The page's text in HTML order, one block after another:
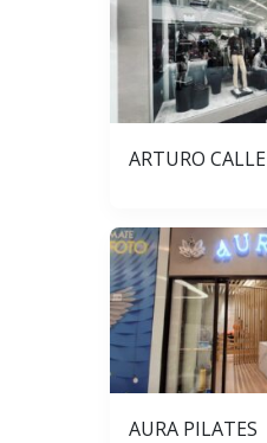
ARTURO CALLE
AURA PILATES